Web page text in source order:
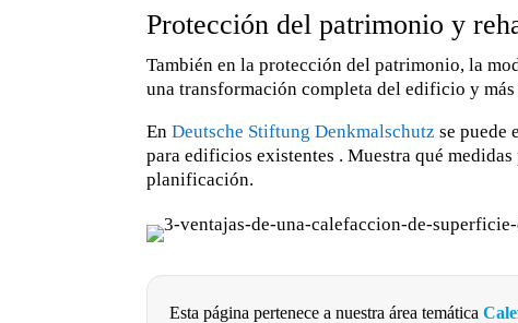
Protección del patrimonio y
También en la protección del patrimonio, la
una transformación completa del edificio y
EnDeutsche Stiftung Denkmalschutzse puede
para edificios existentes . Muestra qué
planificación.
Esta página pertenece a nuestra área temática